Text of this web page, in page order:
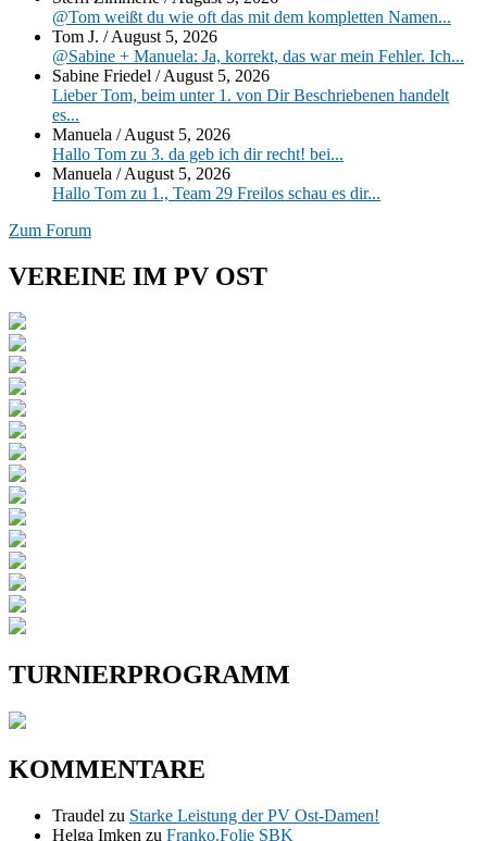
Widgetbereich
@Tom weißt du wie oft das mit dem kompletten Namen...
Tom J. /August 5, 2026
@Sabine + Manuela: Ja, korrekt, das war mein Fehler. Ich...
Sabine Friedel /August 5, 2026
Lieber Tom, beim unter 1. von Dir Beschriebenen handelt
es...
Manuela /August 5, 2026
Hallo Tom zu 3. da geb ich dir recht! bei...
Manuela /August 5, 2026
Hallo Tom zu 1., Team 29 Freilos schau es dir...
Zum Forum
VEREINE IM PV OST
TURNIERPROGRAMM
KOMMENTARE
Traudel zu Starke Leistung der PV Ost-Damen!
Helga Imken zu Franko.Folie SBK